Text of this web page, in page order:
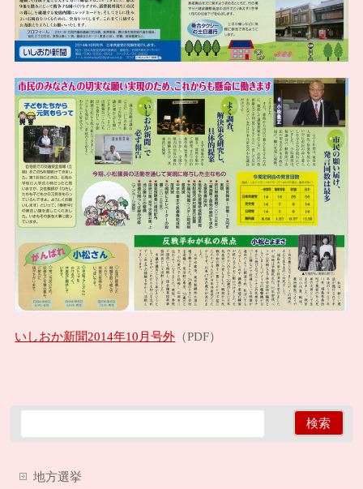
いしおか新聞2014年10月号外 （PDF）
地方選挙